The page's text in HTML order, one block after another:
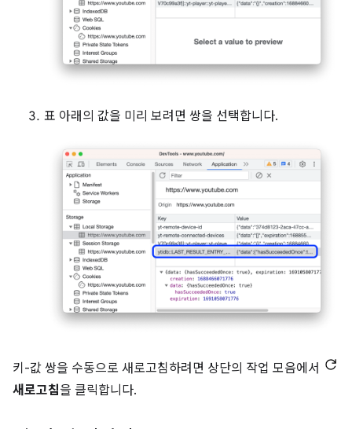
표 아래의 값을 미리 보려면 쌍을 선택합니다.
키-값 쌍을 수동으로 새로고침하려면 상단의 작업 모음에서
새로고침을 클릭합니다.